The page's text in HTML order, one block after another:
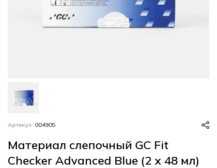
Артикул: 004905
Материал слепочный GC Fit
Checker Advanced Blue (2 x 48 мл)